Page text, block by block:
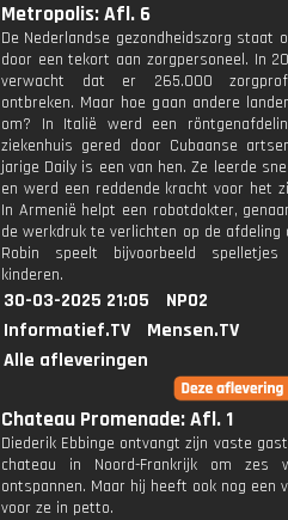
Metropolis: Afl. 6
De Nederlandse gezondheidszorg staat
door een tekort aan zorgpersoneel. In
verwacht dat er 265.000
ontbreken. Maar hoe gaan andere
om? In Italië werd een
ziekenhuis gered door Cubaanse
jarige Daily is een van hen. Ze leerde
en werd een reddende kracht voor het
In Armenië helpt een robotdokter,
de werkdruk te verlichten op de afdeling
Robin speelt bijvoorbeeld
kinderen.
30-03-2025 21:05
NPO2
Informatief.TV
Mensen.TV
Alle afleveringen
Chateau Promenade: Afl. 1
Diederik Ebbinge ontvangt zijn vaste
chateau in Noord-Frankrijk om zes
ontspannen. Maar hij heeft ook nog een
voor ze in petto.